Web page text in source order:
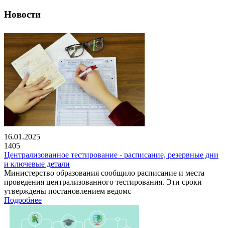
Новости
16.01.2025
1405
Централизованное тестирование - расписание, резервные дни
и ключевые детали
Министерство образования сообщило расписание и места
проведения централизованного тестирования. Эти сроки
утверждены постановлением ведомс
Подробнее